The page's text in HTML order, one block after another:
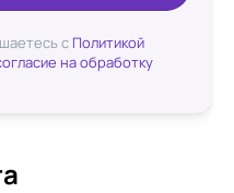
с Политикой
на обработку